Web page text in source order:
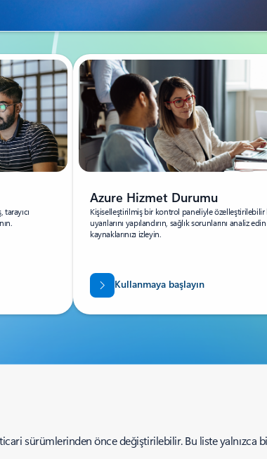
Azure Hizmet Durumu
Kişiselleştirilmiş bir kontrol paneliyle
uyarılarını yapılandırın, sağlık sorunlarını analiz
kaynaklarınızı izleyin.
Kullanmaya başlayın
sürümlerinden önce değiştirilebilir. Bu liste yalnızca